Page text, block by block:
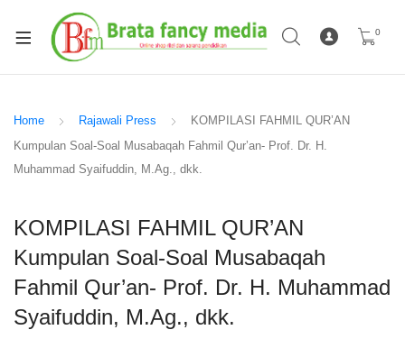
0
Home Rajawali Press
KOMPILASI FAHMIL QUR’AN
Kumpulan Soal-Soal Musabaqah Fahmil Qur’an- Prof. Dr. H.
Muhammad Syaifuddin, M.Ag., dkk.
KOMPILASI FAHMIL QUR’AN
Kumpulan Soal-Soal Musabaqah
Fahmil Qur’an- Prof. Dr. H. Muhammad
Syaifuddin, M.Ag., dkk.